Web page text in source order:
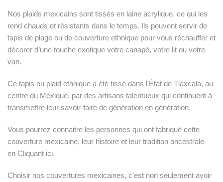
Nos plaids mexicains sont tissés en laine acrylique, ce qui les
rend chauds et résistants dans le temps. Ils peuvent servir de
tapis de plage ou de couverture ethnique pour vous réchauffer et
décorer d’une touche exotique votre canapé, votre lit ou votre
van.
Ce tapis ou plaid ethnique a été tissé dans l'État de Tlaxcala, au
centre du Mexique, par des artisans talentueux qui continuent à
transmettre leur savoir-faire de génération en génération.
Vous pourrez connaitre les personnes qui ont fabriqué cette
couverture mexicaine, leur histoire et leur tradition ancestrale
en Cliquant ici.
Choisir nos couvertures mexicaines, c’est non seulement avoir